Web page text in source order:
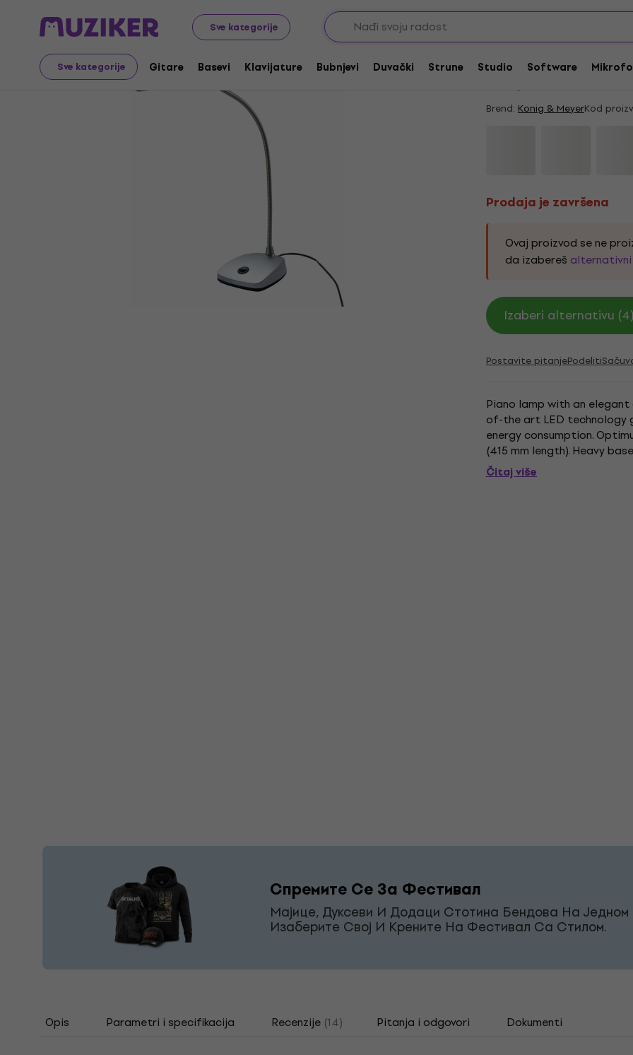
Sve kategorije
Sve kategorije Gitare Basevi Klavijature Bubnjevi Duvački Strune Studio Software
Muzički instrumenti Pribor Stalci Lampe za piana
Prodaja je završena
Prodaja je završena
Konig & Meyer 12297
Brend: Konig & MeyerKod
Prodaja je završena
Ovaj proizvod se ne
da izabereš
Izaberi alternativu (4)
Postavite pitanjePodeliti
Piano lamp with an
of-the art LED technology
energy consumption.
(415 mm length). Heavy
- Electrical Connection
Čitaj više
Спремите Се За Фестивал
Мајице, Дуксеви И Додаци Стотина Бендова На Једном
Изаберите Свој И Крените На Фестивал Са Стилом.
Opis Parametri i specifikacija Recenzije (14) Pitanja i odgovori Dokumenti